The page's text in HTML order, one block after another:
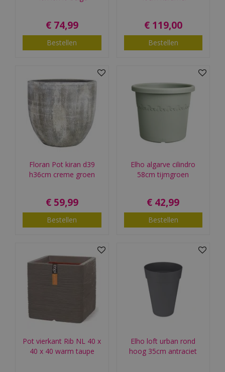
€ 74,99
Bestellen
€ 119,00
Bestellen
Floran Pot kiran d39
h36cm creme groen
€ 59,99
Bestellen
Elho algarve cilindro
58cm tijmgroen
€ 42,99
Bestellen
Pot vierkant Rib NL 40 x
40 x 40 warm taupe
Elho loft urban rond
hoog 35cm antraciet